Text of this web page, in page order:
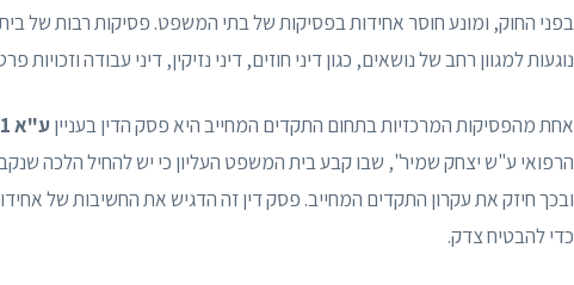
בפני החוק, ומונע חוסר אחידות בפסיקות של בתי המשפט. פסיקות רבות של
נוגעות למגוון רחב של נושאים, כגון דיני חוזים, דיני נזיקין, דיני עבודה וזכויות
אחת מהפסיקות המרכזיות בתחום התקדים המחייב היא פסק הדין בענייןע"א 1513/91
הרפואי ע"ש יצחק שמיר", שבו קבע בית המשפט העליון כי יש להחיל הלכה
ובכך חיזק את עקרון התקדים המחייב. פסק דין זה הדגיש את החשיבות של
כדי להבטיח צדק.